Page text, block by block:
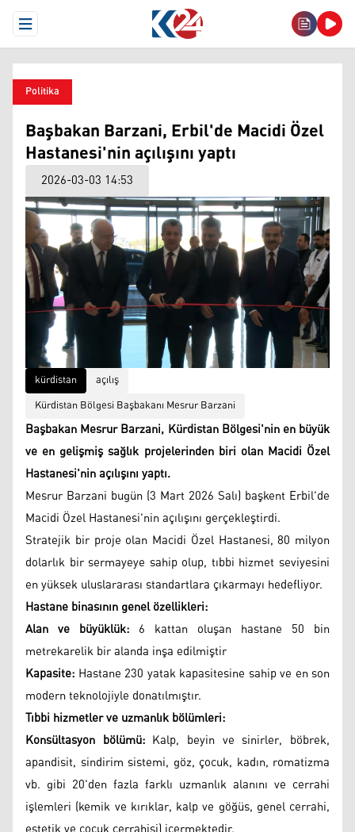
Open Menu
Politika
Başbakan Barzani, Erbil'de Macidi Özel
Hastanesi'nin açılışını yaptı
2026-03-03 14:53
kürdistan
açılış
Kürdistan Bölgesi Başbakanı Mesrur ​​Barzani
Başbakan Mesrur ​​Barzani, Kürdistan Bölgesi'nin en büyük
ve en gelişmiş sağlık projelerinden biri olan Macidi Özel
Hastanesi'nin açılışını yaptı.
Mesrur Barzani bugün (3 Mart 2026 Salı) başkent Erbil'de
Macidi Özel Hastanesi'nin açılışını gerçekleştirdi.
Stratejik bir proje olan Macidi Özel Hastanesi, 80 milyon
dolarlık bir sermayeye sahip olup, tıbbi hizmet seviyesini
en yüksek uluslararası standartlara çıkarmayı hedefliyor.
Hastane binasının genel özellikleri:
Alan ve büyüklük: 6 kattan oluşan hastane 50 bin
metrekarelik bir alanda inşa edilmiştir
Kapasite: Hastane 230 yatak kapasitesine sahip ve en son
modern teknolojiyle donatılmıştır.
Tıbbi hizmetler ve uzmanlık bölümleri:
Konsültasyon bölümü: Kalp, beyin ve sinirler, böbrek,
apandisit, sindirim sistemi, göz, çocuk, kadın, romatizma
vb. gibi 20'den fazla farklı uzmanlık alanını ve cerrahi
işlemleri (kemik ve kırıklar, kalp ve göğüs, genel cerrahi,